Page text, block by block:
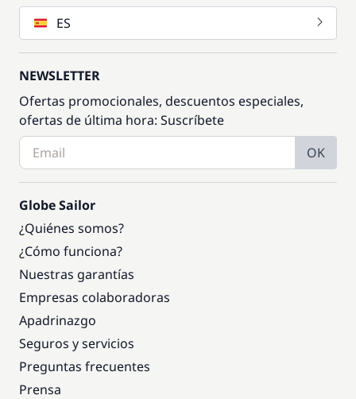
ES
NEWSLETTER
Ofertas promocionales, descuentos especiales,
ofertas de última hora: Suscríbete
OK
Globe Sailor
¿Quiénes somos?
¿Cómo funciona?
Nuestras garantías
Empresas colaboradoras
Apadrinazgo
Seguros y servicios
Preguntas frecuentes
Prensa